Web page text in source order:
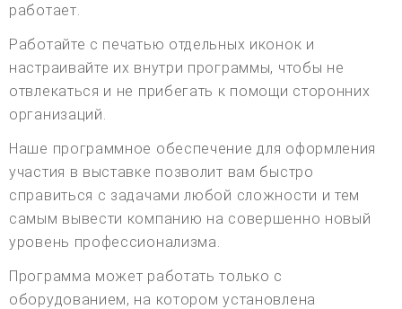
работает.
Работайте с печатью отдельных иконок и
настраивайте их внутри программы, чтобы не
отвлекаться и не прибегать к помощи сторонних
организаций.
Наше программное обеспечение для оформления
участия в выставке позволит вам быстро
справиться с задачами любой сложности и тем
самым вывести компанию на совершенно новый
уровень профессионализма.
Программа может работать только с
оборудованием, на котором установлена